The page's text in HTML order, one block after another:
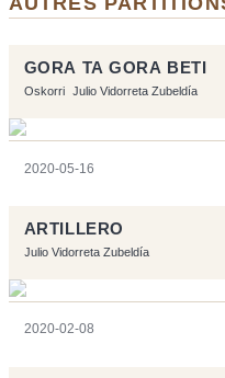
GORA TA GORA BETI
Oskorri Julio Vidorreta Zubeldía
2020-05-16
ARTILLERO
Julio Vidorreta Zubeldía
2020-02-08